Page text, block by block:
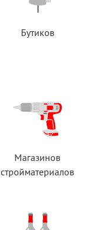
Бутиков
Магазинов
стройматериалов